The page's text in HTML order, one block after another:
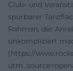
Club- und
spürbarer
Rahmen, der
unkompliziert
(https://